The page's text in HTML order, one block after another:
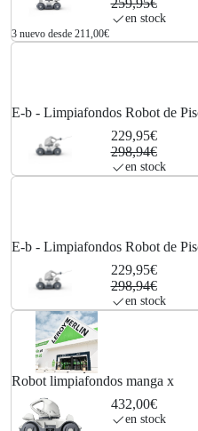
259,95€
en stock
3 nuevo desde 211,00€
E-b - Limpiafondos Robot de
Manga x Depósito 4 litros Sin
229,95€
298,94€
en stock
E-b - Limpiafondos Robot de
Manga x Depósito 4 litros Sin
229,95€
298,94€
en stock
Robot limpiafondos manga x
432,00€
en stock